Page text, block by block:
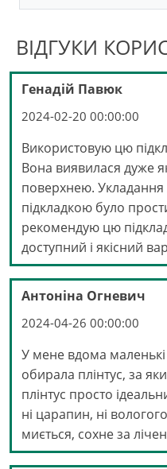
ВІДГУКИ
Генадій Павюк
2024-02-20 00:00:00
Використовую цю
Вона виявилася дуже
поверхнею. Укладання
підкладкою було
рекомендую цю
доступний і якісний
Антоніна Огневич
2024-04-26 00:00:00
У мене вдома маленькі
обирала плінтус, за
плінтус просто
ні царапин, ні
миється, сохне за